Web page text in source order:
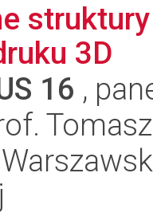
3D
16 ,